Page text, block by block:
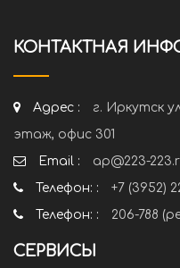
КОНТАКТНАЯ
Адрес :
г. Иркутск
этаж, офис 301
Email :
ap@223-
Телефон: :
+7 (3952)
Телефон: :
206-788
СЕРВИСЫ